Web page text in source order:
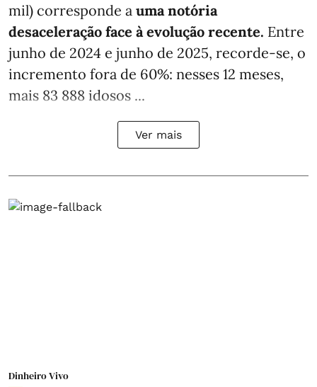
mil) corresponde a uma notória
desaceleração face à evolução recente. Entre
junho de 2024 e junho de 2025, recorde-se, o
incremento fora de 60%: nesses 12 meses,
mais 83 888 idosos ...
Ver mais
Dinheiro Vivo